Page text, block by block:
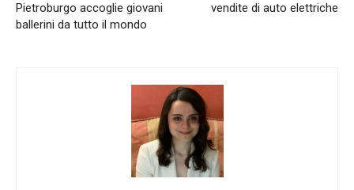
Pietroburgo accoglie giovani
ballerini da tutto il mondo
vendite di auto elettriche